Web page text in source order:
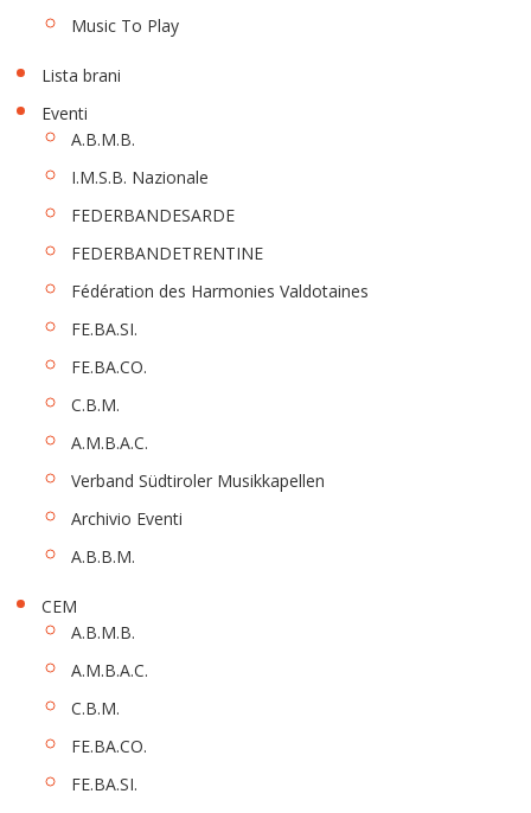
Music To Play
Lista brani
Eventi
A.B.M.B.
I.M.S.B. Nazionale
FEDERBANDESARDE
FEDERBANDETRENTINE
Fédération des Harmonies Valdotaines
FE.BA.SI.
FE.BA.CO.
C.B.M.
A.M.B.A.C.
Verband Südtiroler Musikkapellen
Archivio Eventi
A.B.B.M.
CEM
A.B.M.B.
A.M.B.A.C.
C.B.M.
FE.BA.CO.
FE.BA.SI.